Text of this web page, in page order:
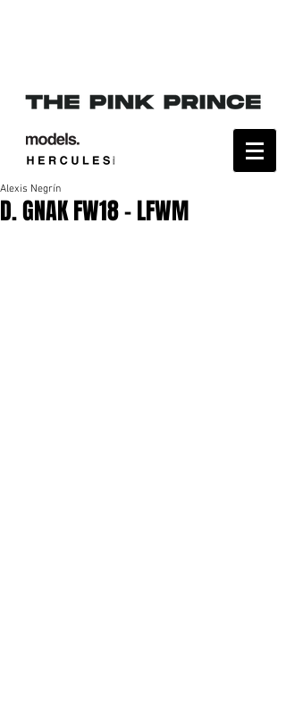
D. GNAK FW18 - LFWM
Alexis Negrín